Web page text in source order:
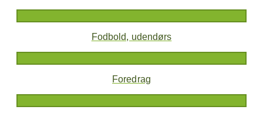
Fodbold, udendørs
Foredrag